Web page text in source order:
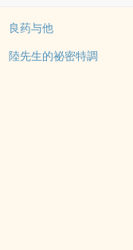
良药与他
陸先生的祕密特調